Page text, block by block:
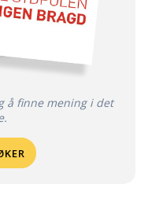
å finne mening i det